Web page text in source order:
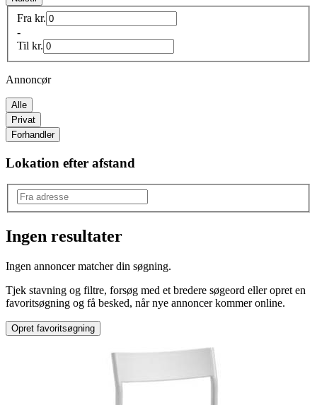
Fra kr.
-
Til kr.
Annoncør
Alle
Privat
Forhandler
Lokation efter afstand
Anden type
Ingen resultater
Ingen annoncer matcher din søgning.
Tjek stavning og filtre, forsøg med et bredere søgeord eller opret en
favoritsøgning og få besked, når nye annoncer kommer online.
Opret favoritsøgning